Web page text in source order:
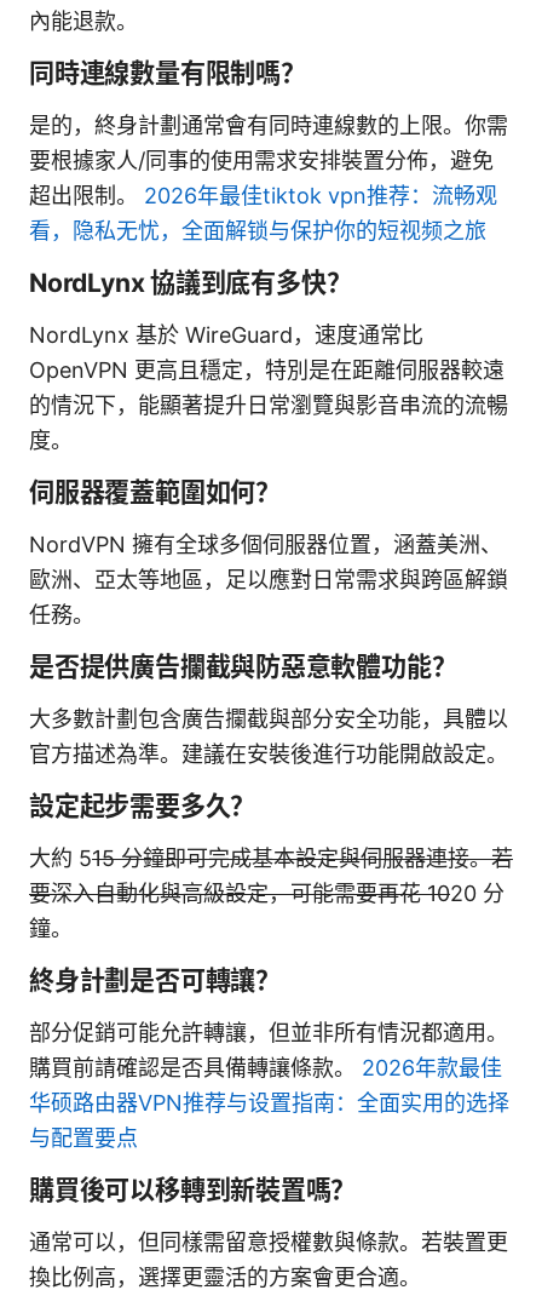
內能退款。
同時連線數量有限制嗎？
是的，終身計劃通常會有同時連線數的上限。你需
要根據家人/同事的使用需求安排裝置分佈，避免
超出限制。 2026年最佳tiktok vpn推荐：流畅观
看，隐私无忧，全面解锁与保护你的短视频之旅
NordLynx 協議到底有多快？
NordLynx 基於 WireGuard，速度通常比
OpenVPN 更高且穩定，特別是在距離伺服器較遠
的情況下，能顯著提升日常瀏覽與影音串流的流暢
度。
伺服器覆蓋範圍如何？
NordVPN 擁有全球多個伺服器位置，涵蓋美洲、
歐洲、亞太等地區，足以應對日常需求與跨區解鎖
任務。
是否提供廣告攔截與防惡意軟體功能？
大多數計劃包含廣告攔截與部分安全功能，具體以
官方描述為準。建議在安裝後進行功能開啟設定。
設定起步需要多久？
大約 515 分鐘即可完成基本設定與伺服器連接。若
要深入自動化與高級設定，可能需要再花 1020 分
鐘。
終身計劃是否可轉讓？
部分促銷可能允許轉讓，但並非所有情況都適用。
購買前請確認是否具備轉讓條款。 2026年款最佳
华硕路由器VPN推荐与设置指南：全面实用的选择
与配置要点
購買後可以移轉到新裝置嗎？
通常可以，但同樣需留意授權數與條款。若裝置更
換比例高，選擇更靈活的方案會更合適。